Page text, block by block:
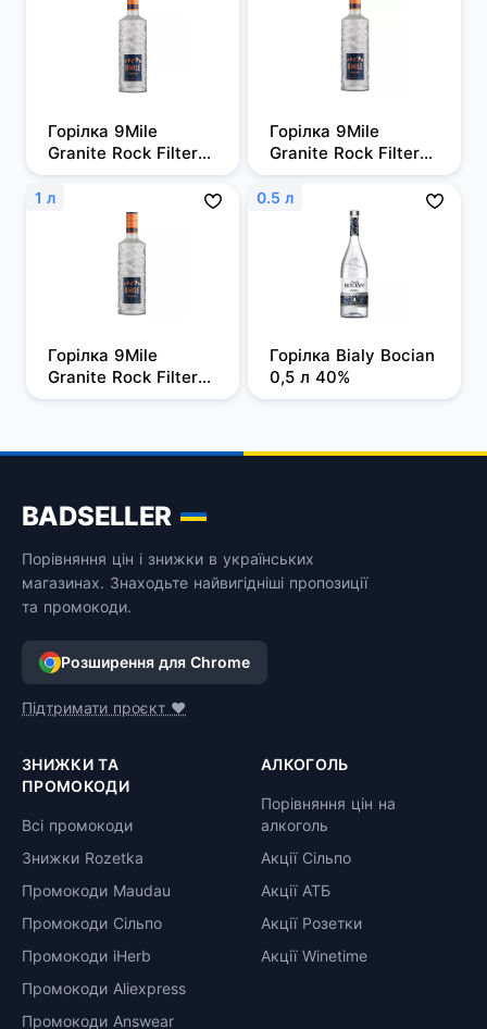
Горілка 9Mile
Granite Rock Filtered
0,5л, 37,5%
Горілка 9Mile
Granite Rock Filtered
0,7 л, 37,5%
1 л
Горілка 9Mile
Granite Rock Filtered
1 л, 37,5%
0.5 л
Горілка Bialy Bocian
0,5 л 40%
BADSELLER
Порівняння цін і знижки в українських
магазинах. Знаходьте найвигідніші пропозиції
та промокоди.
Розширення для Chrome
Підтримати проєкт ❤️
ЗНИЖКИ ТА
ПРОМОКОДИ
Всі промокоди
Знижки Rozetka
Промокоди Maudau
Промокоди Сільпо
Промокоди iHerb
Промокоди Aliexpress
Промокоди Answear
АЛКОГОЛЬ
Порівняння цін на
алкоголь
Акції Сільпо
Акції АТБ
Акції Розетки
Акції Winetime